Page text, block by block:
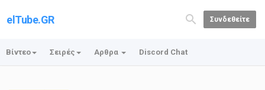
elTube.GR Συνδεθείτε
Βίντεο Σειρές Αρθρα Discord Chat